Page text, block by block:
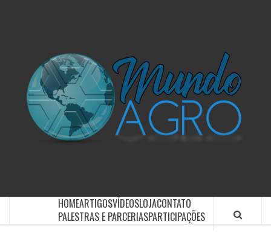
HOMEARTIGOSVÍDEOSLOJACONTATO
PALESTRAS E PARCERIASPARTICIPAÇÕES